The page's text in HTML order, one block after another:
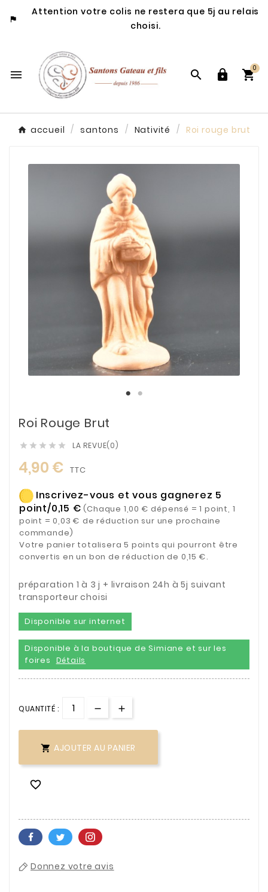

Attention votre colis ne restera que 5j au relais
choisi.
   
0
accueil santons Nativité Roi rouge brut
Roi Rouge Brut
     LA REVUE(0)
4,90 € TTC
Inscrivez-vous et vous gagnerez 5
point/0,15 € (Chaque 1,00 € dépensé = 1 point, 1
point = 0,03 € de réduction sur une prochaine
commande)
Votre panier totalisera 5 points qui pourront être
convertis en un bon de réduction de 0,15 €.
préparation 1 à 3 j + livraison 24h à 5j suivant
transporteur choisi
Disponible sur internet
Disponible à la boutique de Simiane et sur les
foires
Détails
QUANTITÉ :
 AJOUTER AU PANIER

Donnez votre avis